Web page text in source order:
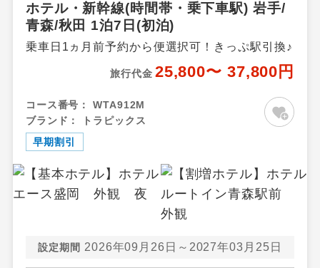
ホテル・新幹線(時間帯・乗下車駅) 岩手/
青森/秋田 1泊7日(初泊)
乗車日1ヵ月前予約から便選択可！きっぷ駅引換♪
旅行代金 25,800〜 37,800円
コース番号：
WTA912M
ブランド：
トラピックス
早期割引
設定期間 2026年09月26日～2027年03月25日